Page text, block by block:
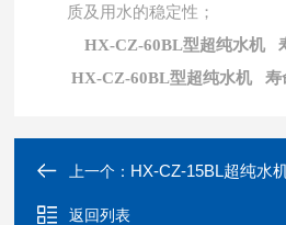
质及用水的稳定性；
HX-CZ-60BL型超纯水机
HX-CZ-60BL型超纯水机 寿
上一个： HX-CZ-15BL超纯水
返回列表